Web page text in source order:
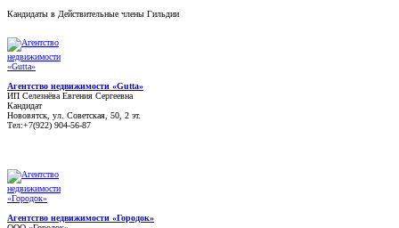
Кандидаты в Действительные члены Гильдии
Агентство недвижимости «Gutta»
ИП Селезнёва Евгения Сергеевна
Кандидат
Нововятск, ул. Советская, 50, 2 эт.
Тел:+7(922) 904-56-87
Агентство недвижимости «Городок»